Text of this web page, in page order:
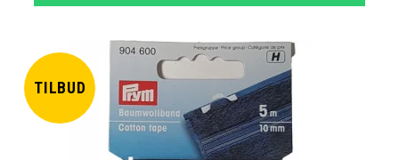
TILBUD